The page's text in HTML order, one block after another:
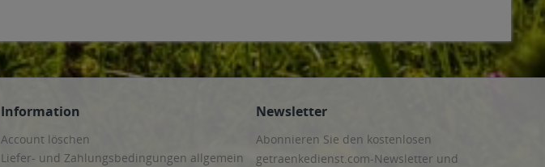
Information
Account löschen
Liefer- und Zahlungsbedingungen allgemein
Newsletter
Abonnieren Sie den kostenlosen
getraenkedienst.com-Newsletter und